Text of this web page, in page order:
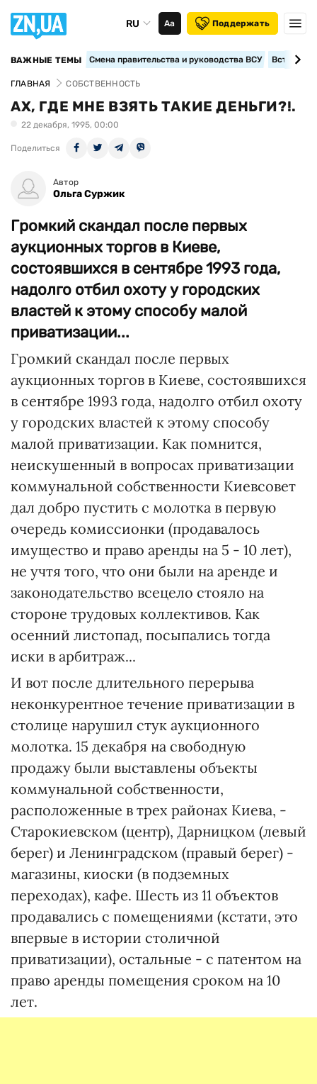
RU Аа Поддержать
ВАЖНЫЕ ТЕМЫ Смена правительства и руководства ВСУ
ГЛАВНАЯ СОБСТВЕННОСТЬ
АХ, ГДЕ МНЕ ВЗЯТЬ ТАКИЕ ДЕНЬГИ?!.
22 декабря, 1995, 00:00
Поделиться
Автор
Ольга Суржик
Громкий скандал после первых
аукционных торгов в Киеве,
состоявшихся в сентябре 1993 года,
надолго отбил охоту у городских
властей к этому способу малой
приватизации...
Громкий скандал после первых
аукционных торгов в Киеве, состоявшихся
в сентябре 1993 года, надолго отбил охоту
у городских властей к этому способу
малой приватизации. Как помнится,
неискушенный в вопросах приватизации
коммунальной собственности Киевсовет
дал добро пустить с молотка в первую
очередь комиссионки (продавалось
имущество и право аренды на 5 - 10 лет),
не учтя того, что они были на аренде и
законодательство всецело стояло на
стороне трудовых коллективов. Как
осенний листопад, посыпались тогда
иски в арбитраж...
И вот после длительного перерыва
неконкурентное течение приватизации в
столице нарушил стук аукционного
молотка. 15 декабря на свободную
продажу были выставлены объекты
коммунальной собственности,
расположенные в трех районах Киева, -
Старокиевском (центр), Дарницком (левый
берег) и Ленинградском (правый берег) -
магазины, киоски (в подземных
переходах), кафе. Шесть из 11 объектов
продавались с помещениями (кстати, это
впервые в истории столичной
приватизации), остальные - с патентом на
право аренды помещения сроком на 10
лет.